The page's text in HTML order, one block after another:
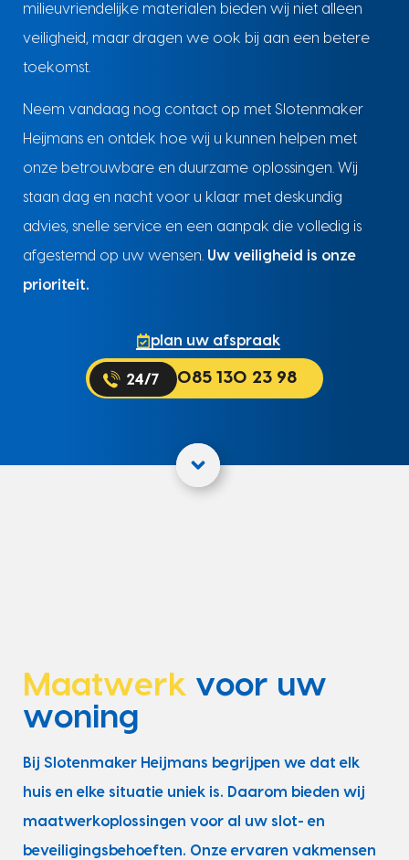
milieuvriendelijke materialen bieden wij niet alleen
veiligheid, maar dragen we ook bij aan een betere
toekomst.
Neem vandaag nog contact op met Slotenmaker
Heijmans en ontdek hoe wij u kunnen helpen met
onze betrouwbare en duurzame oplossingen. Wij
staan dag en nacht voor u klaar met deskundig
advies, snelle service en een aanpak die volledig is
afgestemd op uw wensen. Uw veiligheid is onze
prioriteit.
plan uw afspraak
085 130 23 98
Maatwerk voor uw
woning
Bij Slotenmaker Heijmans begrijpen we dat elk
huis en elke situatie uniek is. Daarom bieden wij
maatwerkoplossingen voor al uw slot- en
beveiligingsbehoeften. Onze ervaren vakmensen